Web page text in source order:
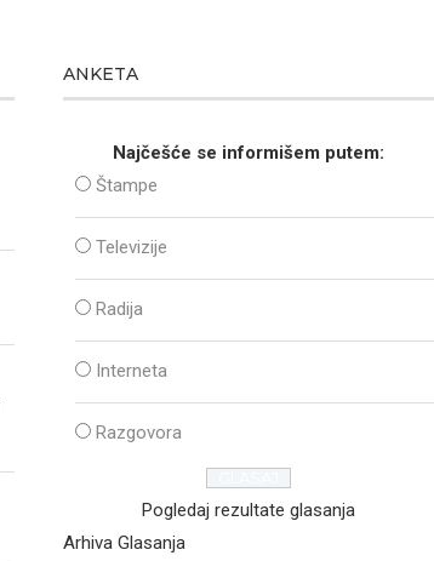
ANKETA
Najčešće se informišem putem:
Štampe
Televizije
Radija
Interneta
Razgovora
Pogledaj rezultate glasanja
Arhiva Glasanja